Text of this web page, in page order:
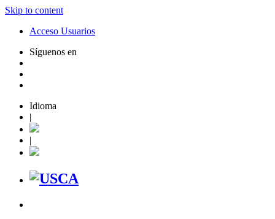
Skip to content
Acceso Usuarios
Síguenos en
Idioma
|
|